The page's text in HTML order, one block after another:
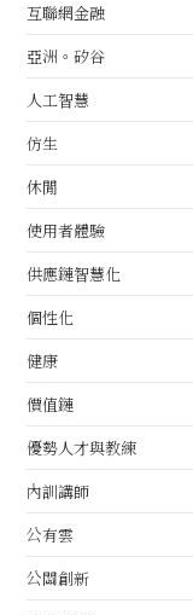
互聯網金融
亞洲。矽谷
人工智慧
仿生
休閒
使用者體驗
供應鏈智慧化
個性化
健康
價值鏈
優勢人才與教練
內訓講師
公有雲
公關創新